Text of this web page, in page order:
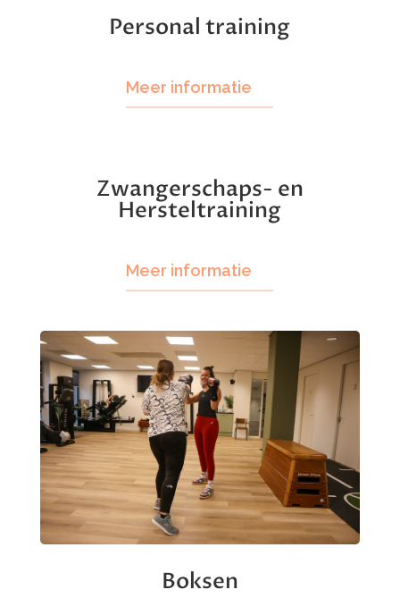
Meer informatie
Zwangerschaps- en
Hersteltraining
Meer informatie